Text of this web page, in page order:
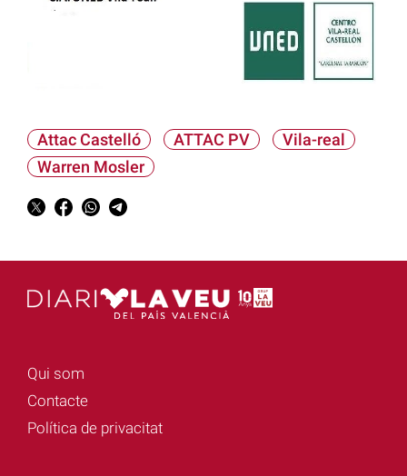
Attac Castelló ATTAC PV
Vila-real
Warren Mosler
Qui som
Contacte
Política de privacitat